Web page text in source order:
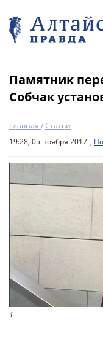
Памятник
Собчак
Главная /Статьи
19:28, 05 ноября 2017г,
1